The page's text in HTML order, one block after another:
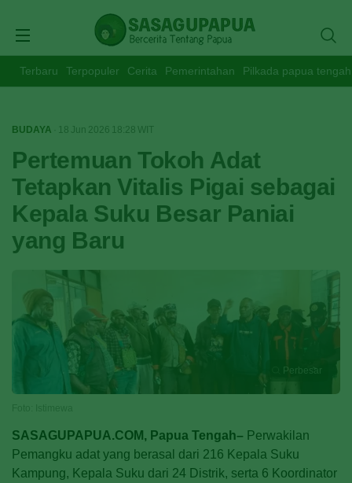
Terbaru Terpopuler Cerita Pemerintahan Pilkada papua tengah
BUDAYA · 18 Jun 2026 18:28 WIT
Pertemuan Tokoh Adat
Tetapkan Vitalis Pigai sebagai
Kepala Suku Besar Paniai
yang Baru
Perbesar
SASAGUPAPUA.COM, Papua Tengah– Perwakilan
Pemangku adat yang berasal dari 216 Kepala Suku
Kampung, Kepala Suku dari 24 Distrik, serta 6 Koordinator